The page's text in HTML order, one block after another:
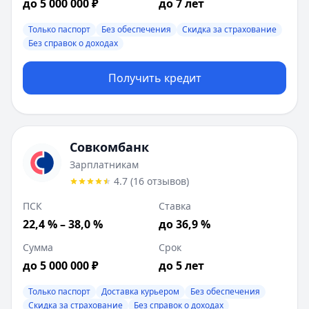
Залог:
Возраст:21-70лет
Время рассмотрения:
Совкомбанк:Зарплатникам
Сумма:200 000-5 000 000₽
Срок до:60месяцев
ПСК:22.39%
16отзывов)
Лейблы:
Только паспорт, Доставка курьером, Без
Наличие гражданства РФ, Постоянная
Описание:
Оценивайте свои финансовые
Цель:На любые цели
Способы получения:
На карту, Наличные
Залог:Без залога
Время рассмотрения:1 день
до 5 000 000 ₽ до 7 лет
Только паспорт Без обеспечения
Скидка за страхование
Без справок о доходах
Получить кредит
Совкомбанк
Зарплатникам
4.7 (16 отзывов)
ПСК
22,4 % – 38,0 %
Ставка
до 36,9 %
Сумма
до 5 000 000 ₽
Срок
до 5 лет
Только паспорт Доставка курьером
Без обеспечения
Скидка за страхование
Без справок о доходах